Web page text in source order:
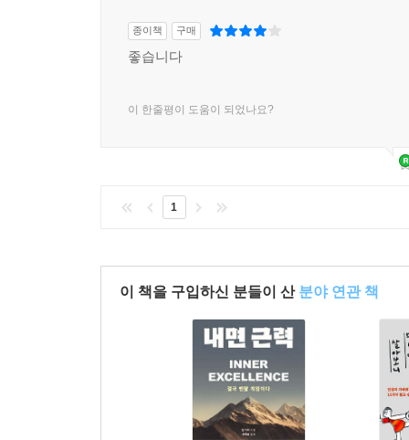
종이책 구매
좋습니다
이 한줄평이 도움이 되었나요?
1
이 책을 구입하신 분들이 산 분야 연관 책